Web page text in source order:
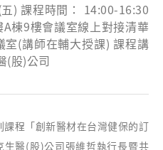
) 課程時間： 14:00-16:30
棟9樓會議室線上對接清華
室(講師在輔大授課) 課程講
(股)公司
課程「創新醫材在台灣健保的訂
醫(股)公司張維哲執行長暨共